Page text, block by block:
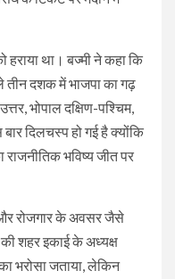
हराया था। बज्मी ने कहा कि
दशक में भाजपा का गढ़
भोपाल दक्षिण-पश्चिम,
दिलचस्प हो गई है क्योंकि
राजनीतिक भविष्य जीत पर
और रोजगार के अवसर जैसे
की शहर इकाई के अध्यक्ष
भरोसा जताया, लेकिन